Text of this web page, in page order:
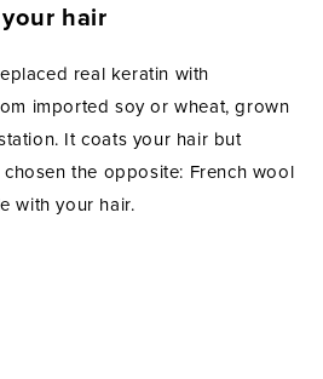
hair
real keratin with
imported soy or wheat, grown
It coats your hair but
the opposite: French wool
with your hair.